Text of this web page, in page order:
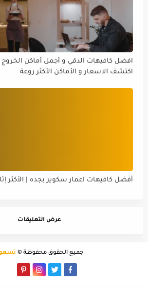
افضل كافيهات الدقي و أجمل أماكن الخروج
اكتشف الاسعار و الأماكن الأكثر روعة
أفضل كافيهات اعمار سكوير بجده | الأكثر
عرض التعليقات
جميع الحقوق محفوظة ©